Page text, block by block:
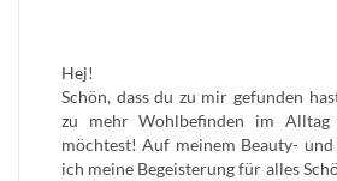
Hej!
Schön, dass du zu mir gefunden
zu mehr Wohlbefinden im Alltag
möchtest! Auf meinem Beauty-
ich meine Begeisterung für alles